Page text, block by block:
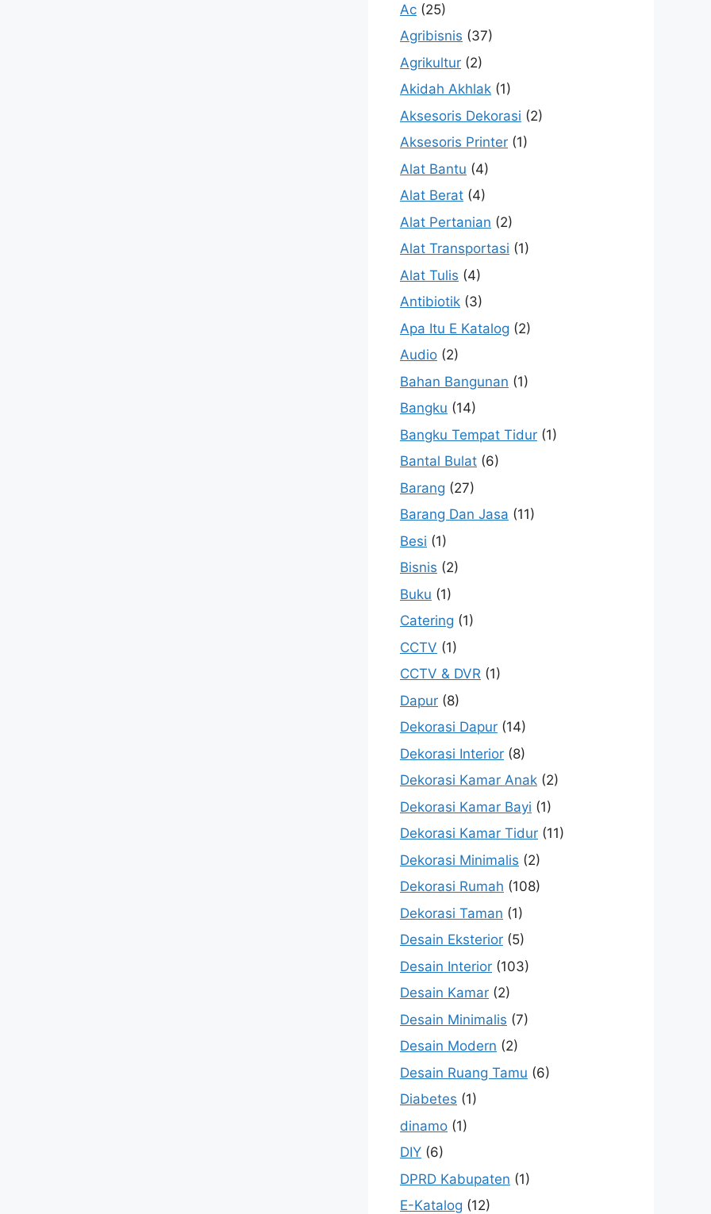
Ac (25)
Agribisnis (37)
Agrikultur (2)
Akidah Akhlak (1)
Aksesoris Dekorasi (2)
Aksesoris Printer (1)
Alat Bantu (4)
Alat Berat (4)
Alat Pertanian (2)
Alat Transportasi (1)
Alat Tulis (4)
Antibiotik (3)
Apa Itu E Katalog (2)
Audio (2)
Bahan Bangunan (1)
Bangku (14)
Bangku Tempat Tidur (1)
Bantal Bulat (6)
Barang (27)
Barang Dan Jasa (11)
Besi (1)
Bisnis (2)
Buku (1)
Catering (1)
CCTV (1)
CCTV & DVR (1)
Dapur (8)
Dekorasi Dapur (14)
Dekorasi Interior (8)
Dekorasi Kamar Anak (2)
Dekorasi Kamar Bayi (1)
Dekorasi Kamar Tidur (11)
Dekorasi Minimalis (2)
Dekorasi Rumah (108)
Dekorasi Taman (1)
Desain Eksterior (5)
Desain Interior (103)
Desain Kamar (2)
Desain Minimalis (7)
Desain Modern (2)
Desain Ruang Tamu (6)
Diabetes (1)
dinamo (1)
DIY (6)
DPRD Kabupaten (1)
E-Katalog (12)